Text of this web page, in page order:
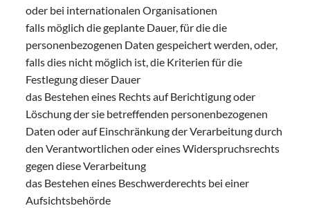
oder bei internationalen Organisationen
falls möglich die geplante Dauer, für die die
personenbezogenen Daten gespeichert werden, oder,
falls dies nicht möglich ist, die Kriterien für die
Festlegung dieser Dauer
das Bestehen eines Rechts auf Berichtigung oder
Löschung der sie betreffenden personenbezogenen
Daten oder auf Einschränkung der Verarbeitung durch
den Verantwortlichen oder eines Widerspruchsrechts
gegen diese Verarbeitung
das Bestehen eines Beschwerderechts bei einer
Aufsichtsbehörde